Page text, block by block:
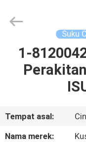
RUMAH
TENTANG
KAMI
Reserved.
Suku
1-
Tempat asal:
Nama merek: